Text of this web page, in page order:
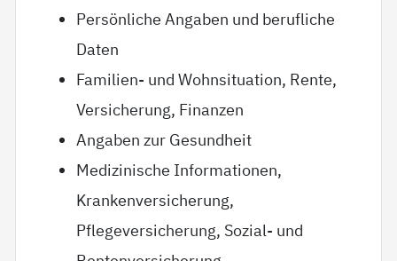
Persönliche Angaben und berufliche
Daten
Familien- und Wohnsituation, Rente,
Versicherung, Finanzen
Angaben zur Gesundheit
Medizinische Informationen,
Krankenversicherung,
Pflegeversicherung, Sozial- und